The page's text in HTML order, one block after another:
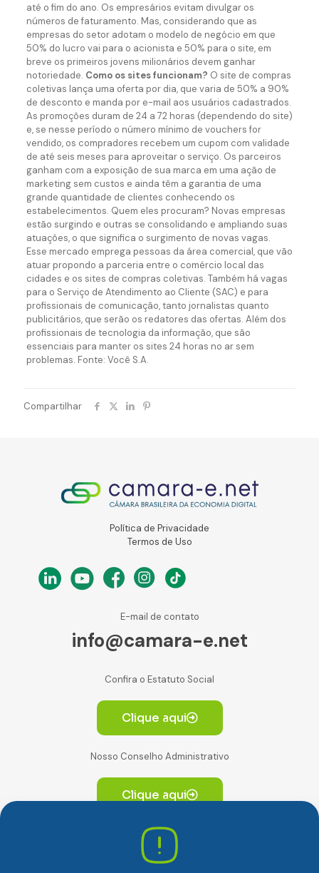
até o fim do ano. Os empresários evitam divulgar os
números de faturamento. Mas, considerando que as
empresas do setor adotam o modelo de negócio em que
50% do lucro vai para o acionista e 50% para o site, em
breve os primeiros jovens milionários devem ganhar
notoriedade. Como os sites funcionam? O site de compras
coletivas lança uma oferta por dia, que varia de 50% a 90%
de desconto e manda por e-mail aos usuários cadastrados.
As promoções duram de 24 a 72 horas (dependendo do site)
e, se nesse período o número mínimo de vouchers for
vendido, os compradores recebem um cupom com validade
de até seis meses para aproveitar o serviço. Os parceiros
ganham com a exposição de sua marca em uma ação de
marketing sem custos e ainda têm a garantia de uma
grande quantidade de clientes conhecendo os
estabelecimentos. Quem eles procuram? Novas empresas
estão surgindo e outras se consolidando e ampliando suas
atuações, o que significa o surgimento de novas vagas.
Esse mercado emprega pessoas da área comercial, que vão
atuar propondo a parceria entre o comércio local das
cidades e os sites de compras coletivas. Também há vagas
para o Serviço de Atendimento ao Cliente (SAC) e para
profissionais de comunicação, tanto jornalistas quanto
publicitários, que serão os redatores das ofertas. Além dos
profissionais de tecnologia da informação, que são
essenciais para manter os sites 24 horas no ar sem
problemas. Fonte: Você S.A.
Compartilhar
Política de Privacidade
Termos de Uso
E-mail de contato
info@camara-e.net
Confira o Estatuto Social
Clique aqui
Nosso Conselho Administrativo
Clique aqui
Av. Paulista, 2064. Conjunto 14, (Edifício Paulista) -
CEP 01310-928 Consolação – São Paulo/SP